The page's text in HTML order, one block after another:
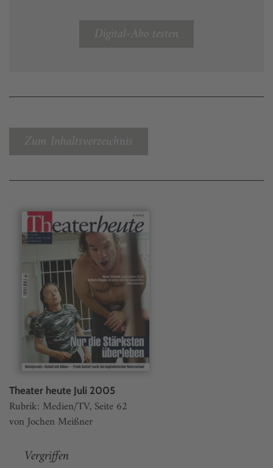
Digital-Abo testen
Zum Inhaltsverzeichnis
Theater heute Juli 2005
Rubrik: Medien/TV, Seite 62
von Jochen Meißner
Vergriffen